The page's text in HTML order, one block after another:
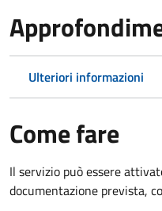
Ulteriori informazioni
Come fare
Il servizio può essere
documentazione prevista,